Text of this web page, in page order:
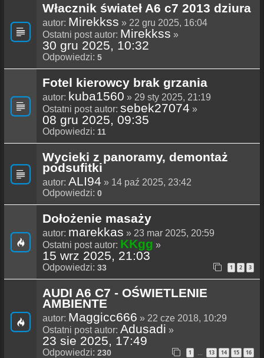
Włacznik świateł A6 c7 2013 dziura
autor: Mirekkss » 22 gru 2025, 16:04
Ostatni post autor: Mirekkss »
30 gru 2025, 10:32
Odpowiedzi: 5
Fotel kierowcy brak grzania
autor: kuba1560 » 29 sty 2025, 21:19
Ostatni post autor: sebek27074 »
08 gru 2025, 09:35
Odpowiedzi: 11
Wycieki z panoramy, demontaż
podsufitki
autor: ALI94 » 14 paź 2025, 23:42
Odpowiedzi: 0
Dołożenie masaży
autor: marekkas » 23 mar 2025, 20:59
Ostatni post autor: KKgg »
15 wrz 2025, 21:03
Odpowiedzi: 33 1 2 3
AUDI A6 C7 - OŚWIETLENIE
AMBIENTE
autor: Maggicc666 » 22 cze 2018, 10:29
Ostatni post autor: Adusadi »
23 sie 2025, 17:49
Odpowiedzi: 230 1 … 13 14 15 16